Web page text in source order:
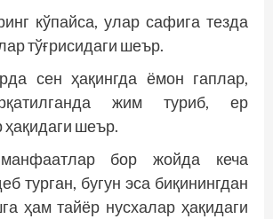
кўпайса, улар сафига тезда
тўғрисидаги шеър.
сен ҳақингда ёмон гаплар,
жим туриб, ер
ҳақидаги шеър.
бор жойда кеча
турган, бугун эса биқинингдан
ҳам тай­ёр нусхалар ҳақидаги